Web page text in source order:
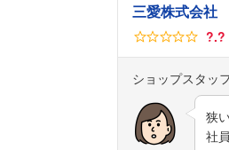
三愛株式会社
?.?
ショップスタッフ
狭
社